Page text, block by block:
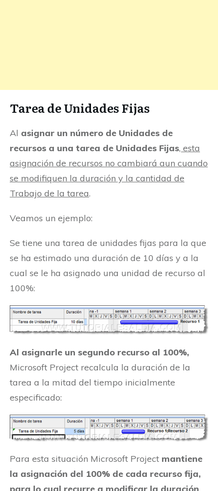
Tarea de Unidades Fijas
Al asignar un número de Unidades de
recursos a una tarea de Unidades Fijas, esta
asignación de recursos no cambiará aun cuando
se modifiquen la duración y la cantidad de
Trabajo de la tarea.
Veamos un ejemplo:
Se tiene una tarea de unidades fijas para la que
se ha estimado una duración de 10 días y a la
cual se le ha asignado una unidad de recurso al
100%:
Al asignarle un segundo recurso al 100%,
Microsoft Project recalcula la duración de la
tarea a la mitad del tiempo inicialmente
especificado:
Para esta situación Microsoft Project mantiene
la asignación del 100% de cada recurso fija,